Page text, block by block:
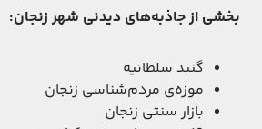
بخشی از جاذبه‌های دیدنی شهر زنجان:
گنبد سلطانیه
موزه‌ی مردم‌شناسی زنجان
بازار سنتی زنجان